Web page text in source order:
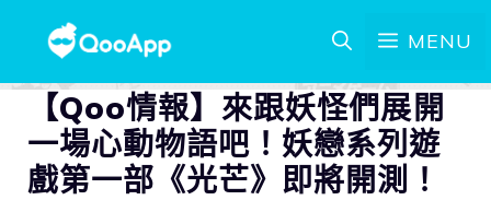
MENU
【Qoo情報】來跟妖怪們展開
一場心動物語吧！妖戀系列遊
戲第一部《光芒》即將開測！